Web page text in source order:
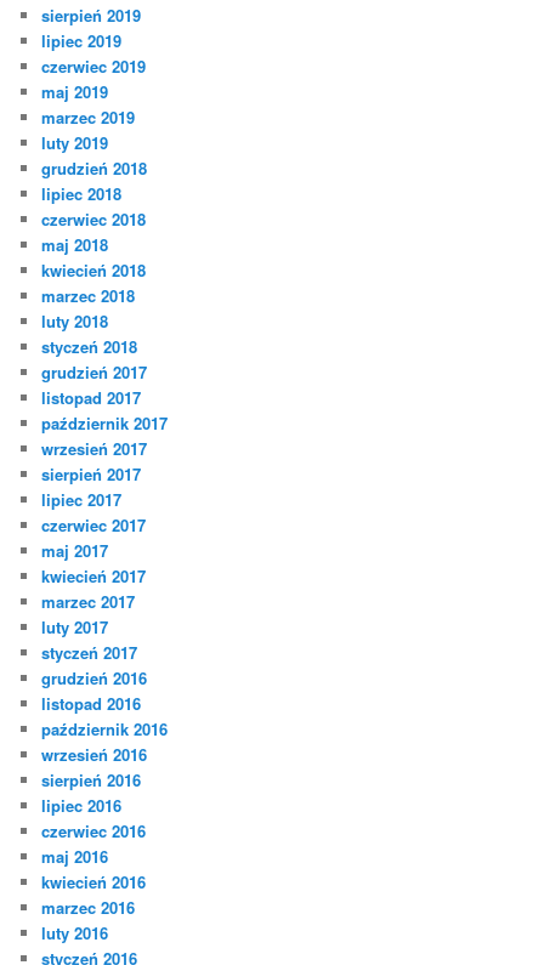
sierpień 2019
lipiec 2019
czerwiec 2019
maj 2019
marzec 2019
luty 2019
grudzień 2018
lipiec 2018
czerwiec 2018
maj 2018
kwiecień 2018
marzec 2018
luty 2018
styczeń 2018
grudzień 2017
listopad 2017
październik 2017
wrzesień 2017
sierpień 2017
lipiec 2017
czerwiec 2017
maj 2017
kwiecień 2017
marzec 2017
luty 2017
styczeń 2017
grudzień 2016
listopad 2016
październik 2016
wrzesień 2016
sierpień 2016
lipiec 2016
czerwiec 2016
maj 2016
kwiecień 2016
marzec 2016
luty 2016
styczeń 2016